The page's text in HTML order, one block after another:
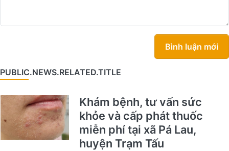
Bình luận mới
PUBLIC.NEWS.RELATED.TITLE
Khám bệnh, tư vấn sức
khỏe và cấp phát thuốc
miễn phí tại xã Pá Lau,
huyện Trạm Tấu